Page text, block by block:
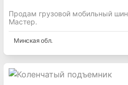
Продам грузовой мобильный
Мастер.
Минская обл.